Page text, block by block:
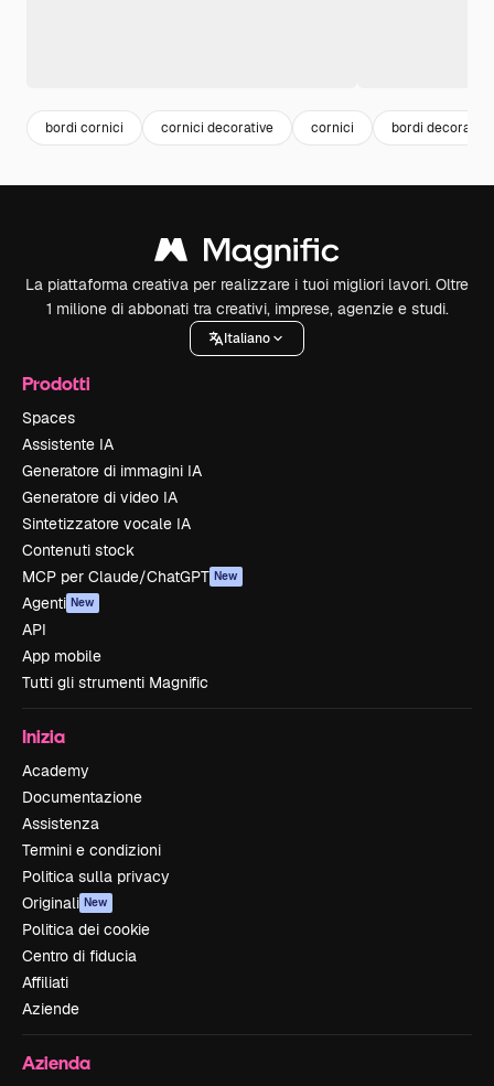
bordi cornici cornici decorative cornici bordi decorativi
La piattaforma creativa per realizzare i tuoi migliori lavori. Oltre
1 milione di abbonati tra creativi, imprese, agenzie e studi.
Italiano
Prodotti
Spaces
Assistente IA
Generatore di immagini IA
Generatore di video IA
Sintetizzatore vocale IA
Contenuti stock
MCP per Claude/ChatGPT New
Agenti New
API
App mobile
Tutti gli strumenti Magnific
Inizia
Academy
Documentazione
Assistenza
Termini e condizioni
Politica sulla privacy
Originali New
Politica dei cookie
Centro di fiducia
Affiliati
Aziende
Azienda